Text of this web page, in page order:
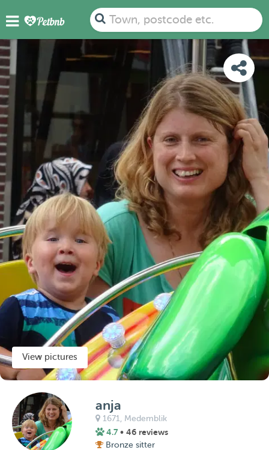
Town, postcode etc.
PHOTOS REVIEWS
View pictures
anja
1671, Medemblik
4.7 • 46 reviews
Bronze sitter